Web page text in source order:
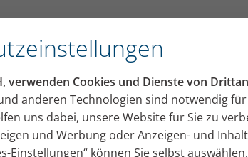
verwenden Cookies und Dienste von
anderen Technologien sind notwendig
uns dabei, unsere Website für Sie zu
und Werbung oder Anzeigen- und
Einstellungen“ können Sie selbst